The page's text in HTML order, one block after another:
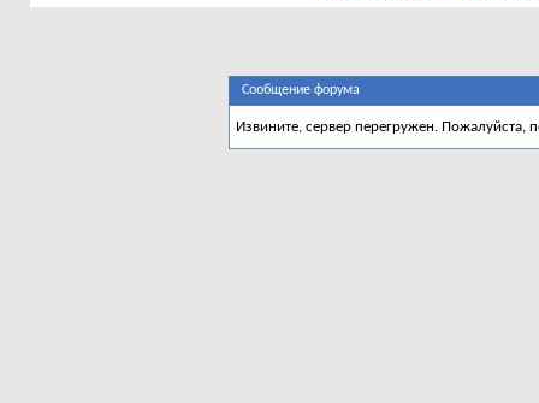
Сообщение форума
Извините, сервер перегружен. Пожалуйста,